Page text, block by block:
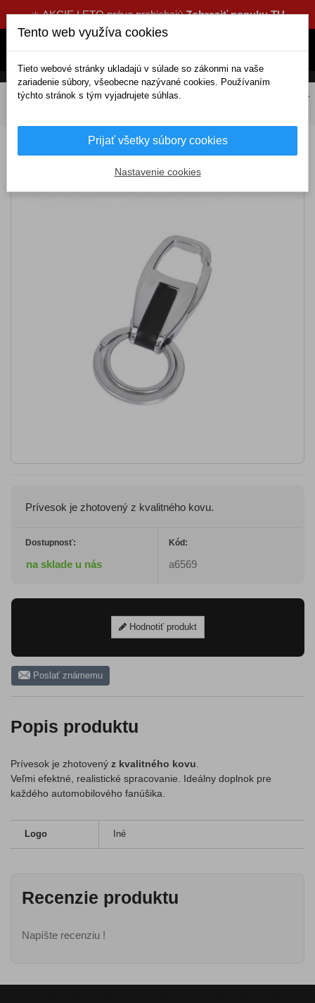
☀️ AKCIE LETO práve prebiehajúZobraziť ponuku TU
DOMOV Tuning a dekorácie
Kľúčenka kovová - chróm V2
Prívesok je zhotovený z kvalitného kovu.
Dostupnosť:
na sklade u nás
Kód:
a6569
Hodnotiť produkt
Poslať známemu
Popis produktu
Prívesok je zhotovený z kvalitného kovu
Veľmi efektné, realistické spracovanie. Ideálny doplnok pre
každého automobilového fanúšika.
Logo Iné
Recenzie produktu
Napíšte recenziu !
Tento web využíva cookies
Tieto webové stránky ukladajú v súlade so zákonmi na vaše
zariadenie súbory, všeobecne nazývané cookies. Používaním
týchto stránok s tým vyjadrujete súhlas.
Prijať všetky súbory cookies
Nastavenie cookies